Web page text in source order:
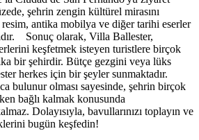
şehrin zengin kültürel mirasını
antika mobilya ve diğer tarihi eserler
Sonuç olarak, Villa Ballester,
keşfetmek isteyen turistlere birçok
bir şehirdir. Bütçe gezgini veya lüks
herkes için bir şeyler sunmaktadır.
bulunur olması sayesinde, şehrin birçok
bağlı kalmak konusunda
Dolayısıyla, bavullarınızı toplayın ve
bugün keşfedin!